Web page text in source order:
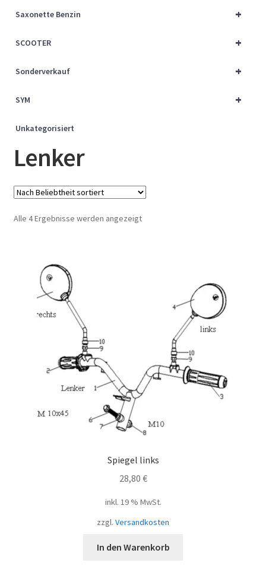
+
Saxonette Benzin
+
SCOOTER
+
Sonderverkauf
+
SYM
Unkategorisiert
Lenker
Alle 4 Ergebnisse werden angezeigtNach
Spiegel links
28,80 €
inkl. 19 % MwSt.
zzgl. Versandkosten
In den Warenkorb